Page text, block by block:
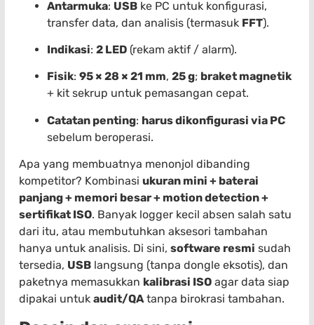
Antarmuka: USB ke PC untuk konfigurasi,
transfer data, dan analisis (termasuk FFT).
Indikasi: 2 LED (rekam aktif / alarm).
Fisik: 95 × 28 × 21 mm, 25 g; braket magnetik
+ kit sekrup untuk pemasangan cepat.
Catatan penting: harus dikonfigurasi via PC
sebelum beroperasi.
Apa yang membuatnya menonjol dibanding
kompetitor? Kombinasi ukuran mini + baterai
panjang + memori besar + motion detection +
sertifikat ISO. Banyak logger kecil absen salah satu
dari itu, atau membutuhkan aksesori tambahan
hanya untuk analisis. Di sini, software resmi sudah
tersedia, USB langsung (tanpa dongle eksotis), dan
paketnya memasukkan kalibrasi ISO agar data siap
dipakai untuk audit/QAtanpa birokrasi tambahan.